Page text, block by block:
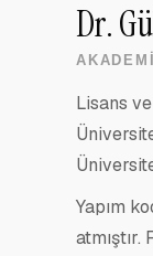
Dr.
Lisans
Yapım